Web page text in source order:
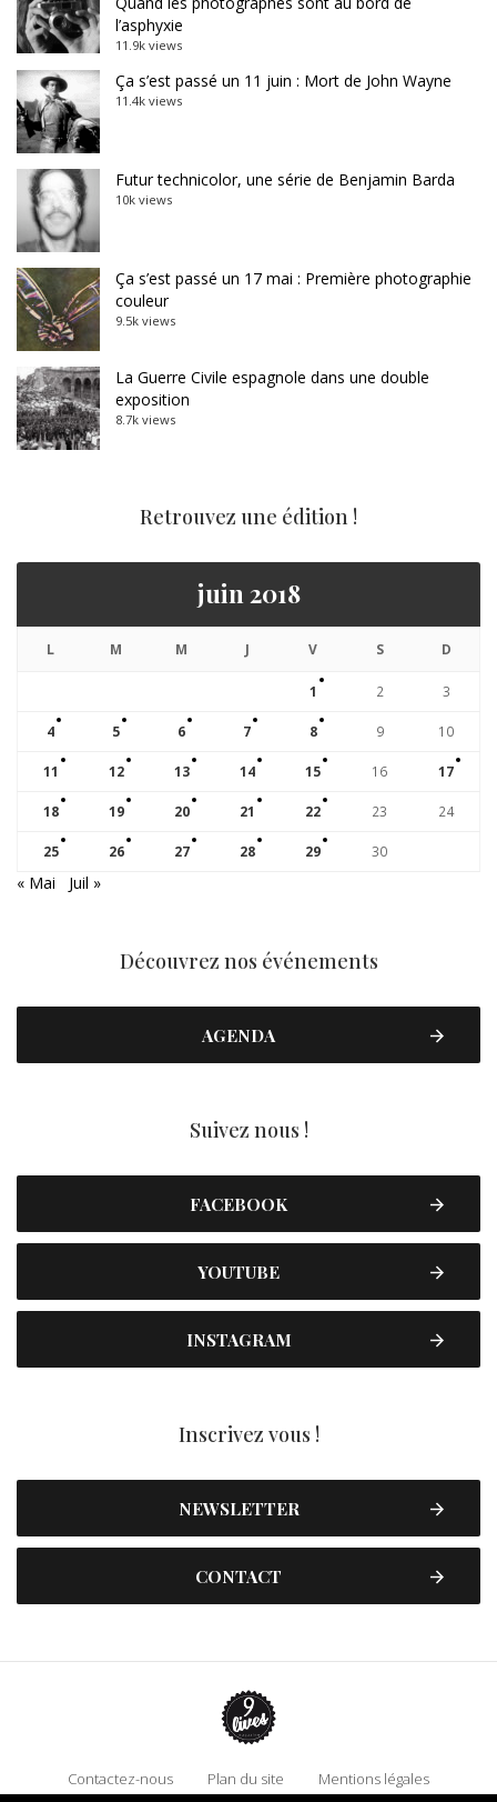
l’asphyxie
11.9k views
Ça s’est passé un 11 juin : Mort de John Wayne
11.4k views
Futur technicolor, une série de Benjamin Barda
10k views
Ça s’est passé un 17 mai : Première photographie
couleur
9.5k views
La Guerre Civile espagnole dans une double
exposition
8.7k views
Retrouvez une édition !
juin 2018
L M M J V S D
1 2 3
4 5 6 7 8 9 10
11 12 13 14 15 16 17
18 19 20 21 22 23 24
25 26 27 28 29 30
« Mai Juil »
Découvrez nos événements
AGENDA
Suivez nous !
FACEBOOK
YOUTUBE
INSTAGRAM
Inscrivez vous !
NEWSLETTER
CONTACT
Contactez-nous Plan du site
Mentions légales